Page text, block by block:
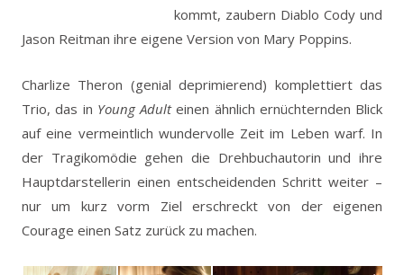
kommt, zaubern Diablo Cody und
Jason Reitman ihre eigene Version von Mary Poppins.
Charlize Theron (genial deprimierend) komplettiert das
Trio, das in Young Adulteinen ähnlich ernüchternden Blick
auf eine vermeintlich wundervolle Zeit im Leben warf. In
der Tragikomödie gehen die Drehbuchautorin und ihre
Hauptdarstellerin einen entscheidenden Schritt weiter –
nur um kurz vorm Ziel erschreckt von der eigenen
Courage einen Satz zurück zu machen.